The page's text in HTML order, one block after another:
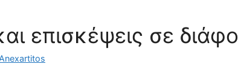
επισκέψεις σε
Anexartitos